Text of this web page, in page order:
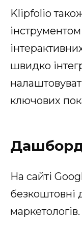
Klipfolio
швидко
ключових
На сайті
маркетологів.